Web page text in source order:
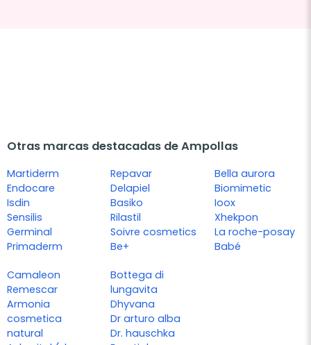
Otras marcas destacadas de Ampollas
Martiderm
Endocare
Isdin
Sensilis
Germinal
Primaderm
Repavar
Delapiel
Basiko
Rilastil
Soivre cosmetics
Be+
Bella aurora
Biomimetic
Ioox
Xhekpon
La roche-posay
Babé
Camaleon
Remescar
Armonia
cosmetica
natural
Bottega di
lungavita
Dhyvana
Dr arturo alba
Dr. hauschka